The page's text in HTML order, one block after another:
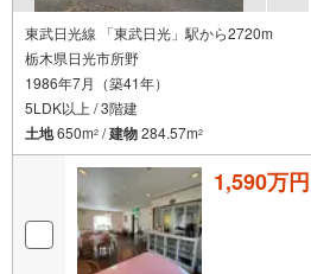
東武日光線 「東武日光」駅から2720m
栃木県日光市所野
1986年7月（築41年）
5LDK以上 / 3階建
土地650m2 /建物284.57m2
1,590万円